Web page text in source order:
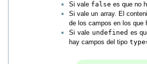
Si vale false es que no
Si vale un array. El
de los campos en los que
Si vale undefined es
hay campos del tipo